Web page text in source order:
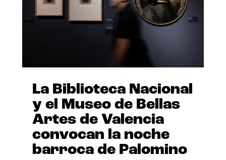
La Biblioteca Nacional
y el Museo de Bellas
Artes de Valencia
convocan la noche
barroca de Palomino